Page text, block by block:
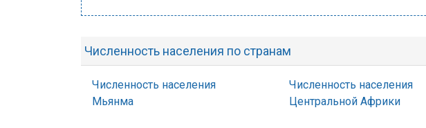
Численность населения по странам
Численность населения
Мьянма
Численность населения
Центральной Африки